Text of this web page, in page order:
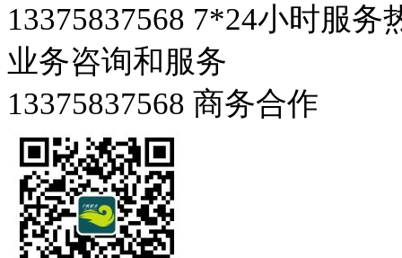
13375837568 7*24小时服务
业务咨询和服务
13375837568 商务合作